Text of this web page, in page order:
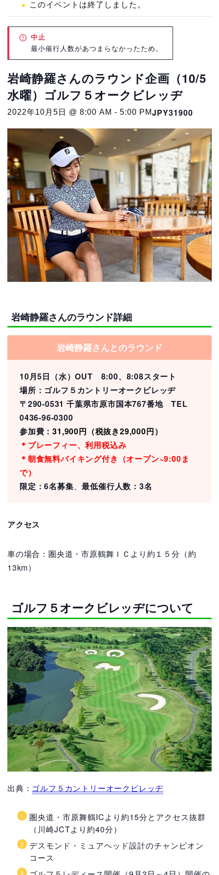
このイベントは終了しました。
中止
最小催行人数があつまらなかったため。
岩崎静羅さんのラウンド企画（10/5
水曜）ゴルフ５オークビレッヂ
2022年10月5日 @ 8:00 AM - 5:00 PMJPY31900
岩崎静羅さんのラウンド詳細
岩崎静羅さんとのラウンド
10月5日（水）OUT 8:00、8:08スタート
場所：ゴルフ５カントリーオークビレッヂ
〒290-0531 千葉県市原市国本767番地 TEL
0436-96-0300
参加費：31,900円（税抜き29,000円）
＊プレーフィー、利用税込み
＊朝食無料バイキング付き（オープン~9:00ま
で）
限定：6名募集、最低催行人数：3名
アクセス
車の場合： 圏央道・市原鶴舞ＩＣより約１５分（約
13km）
ゴルフ５オークビレッヂについて
出典： ゴルフ５カントリーオークビレッヂ
圏央道・市原舞鶴ICより約15分とアクセス抜群
（川崎JCTより約40分）
デスモンド・ミュアヘッド設計のチャンピオン
コース